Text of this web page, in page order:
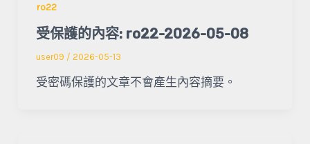
ro22
受保護的內容: ro22-2026-05-08
user09 / 2026-05-13
受密碼保護的文章不會產生內容摘要。